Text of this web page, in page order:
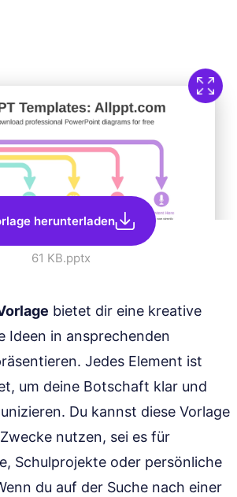
herunterladen
61 KB.pptx
bietet dir eine kreative
Ideen in ansprechenden
Jedes Element ist
um deine Botschaft klar und
Du kannst diese Vorlage
nutzen, sei es für
Schulprojekte oder persönliche
du auf der Suche nach einer